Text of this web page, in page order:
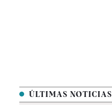
ÚLTIMAS NOTICIAS